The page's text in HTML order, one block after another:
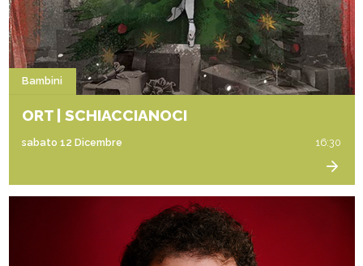
Bambini
ORT | SCHIACCIANOCI
sabato 12 Dicembre 16:30